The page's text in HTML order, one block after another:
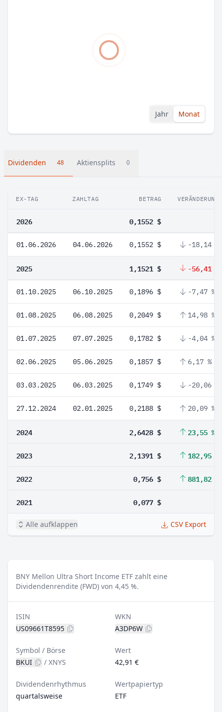
Jahr Monat
Dividenden 48 Aktiensplits 0
EX-TAG ZAHLTAG BETRAG VERÄNDERUNG
2026 0,1552 $
01.06.2026 04.06.2026 0,1552 $ -18,14 %
2025 1,1521 $ -56,41 %
01.10.2025 06.10.2025 0,1896 $ -7,47 %
01.08.2025 06.08.2025 0,2049 $ 14,98 %
01.07.2025 07.07.2025 0,1782 $ -4,04 %
02.06.2025 05.06.2025 0,1857 $ 6,17 %
03.03.2025 06.03.2025 0,1749 $ -20,06 %
27.12.2024 02.01.2025 0,2188 $ 20,09 %
2024 2,6428 $ 23,55 %
2023 2,1391 $ 182,95 %
2022 0,756 $ 881,82 %
2021 0,077 $
Alle aufklappen CSV Export
BNY Mellon Ultra Short Income ETF zahlt eine
Dividendenrendite (FWD) von 4,45 %.
ISIN
US09661T8595
WKN
A3DP6W
Symbol / Börse
BKUI
/ XNYS
Wert
42,91 €
Dividendenrhythmus
quartalsweise
Wertpapiertyp
ETF